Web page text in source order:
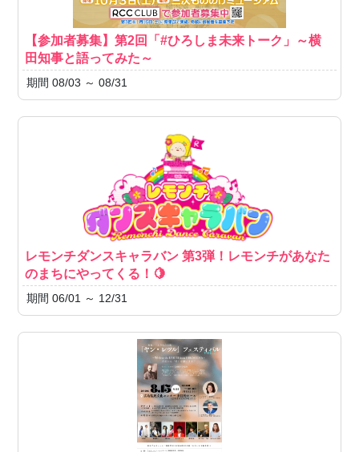
【参加者募集】第2回「#ひろしま未来トーク」～横
田知事と語ってみた～
期間 08/03 ～ 08/31
レモンチダンスキャラバン 第3弾！レモンチがあなた
のまちにやってくる！🍋
期間 06/01 ～ 12/31